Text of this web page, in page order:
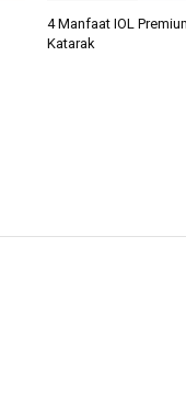
4 Manfaat IOL
Katarak